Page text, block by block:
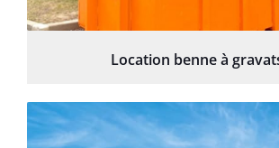
Location benne à